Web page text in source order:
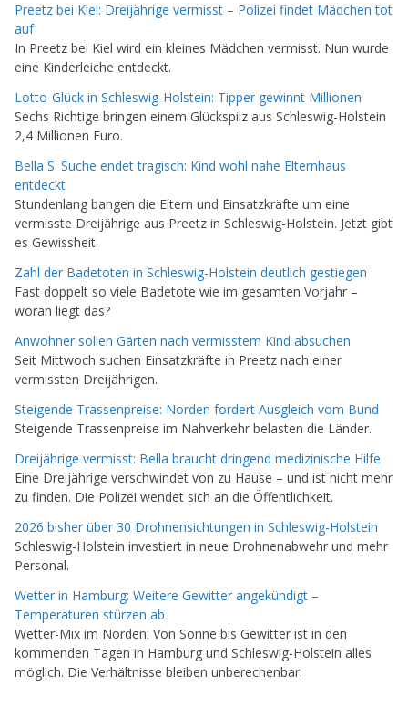
Preetz bei Kiel: Dreijährige vermisst – Polizei findet Mädchen tot
auf
In Preetz bei Kiel wird ein kleines Mädchen vermisst. Nun wurde
eine Kinderleiche entdeckt.
Lotto-Glück in Schleswig-Holstein: Tipper gewinnt Millionen
Sechs Richtige bringen einem Glückspilz aus Schleswig-Holstein
2,4 Millionen Euro.
Bella S. Suche endet tragisch: Kind wohl nahe Elternhaus
entdeckt
Stundenlang bangen die Eltern und Einsatzkräfte um eine
vermisste Dreijährige aus Preetz in Schleswig-Holstein. Jetzt gibt
es Gewissheit.
Zahl der Badetoten in Schleswig-Holstein deutlich gestiegen
Fast doppelt so viele Badetote wie im gesamten Vorjahr –
woran liegt das?
Anwohner sollen Gärten nach vermisstem Kind absuchen
Seit Mittwoch suchen Einsatzkräfte in Preetz nach einer
vermissten Dreijährigen.
Steigende Trassenpreise: Norden fordert Ausgleich vom Bund
Steigende Trassenpreise im Nahverkehr belasten die Länder.
Dreijährige vermisst: Bella braucht dringend medizinische Hilfe
Eine Dreijährige verschwindet von zu Hause – und ist nicht mehr
zu finden. Die Polizei wendet sich an die Öffentlichkeit.
2026 bisher über 30 Drohnensichtungen in Schleswig-Holstein
Schleswig-Holstein investiert in neue Drohnenabwehr und mehr
Personal.
Wetter in Hamburg: Weitere Gewitter angekündigt –
Temperaturen stürzen ab
Wetter-Mix im Norden: Von Sonne bis Gewitter ist in den
kommenden Tagen in Hamburg und Schleswig-Holstein alles
möglich. Die Verhältnisse bleiben unberechenbar.